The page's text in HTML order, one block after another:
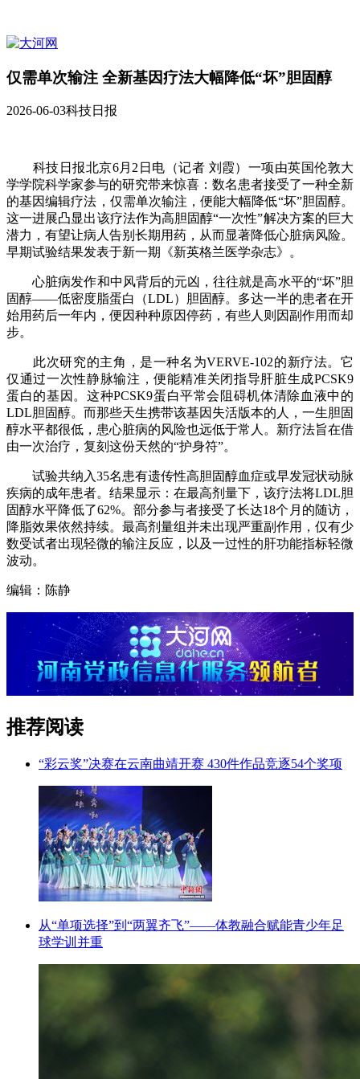
仅需单次输注 全新基因疗法大幅降低“坏”胆固醇
2026-06-03科技日报
科技日报北京6月2日电（记者 刘霞）一项由英国伦敦大
学学院科学家参与的研究带来惊喜：数名患者接受了一种全新
的基因编辑疗法，仅需单次输注，便能大幅降低“坏”胆固醇。
这一进展凸显出该疗法作为高胆固醇“一次性”解决方案的巨大
潜力，有望让病人告别长期用药，从而显著降低心脏病风险。
早期试验结果发表于新一期《新英格兰医学杂志》。
心脏病发作和中风背后的元凶，往往就是高水平的“坏”胆
固醇——低密度脂蛋白（LDL）胆固醇。多达一半的患者在开
始用药后一年内，便因种种原因停药，有些人则因副作用而却
步。
此次研究的主角，是一种名为VERVE-102的新疗法。它
仅通过一次性静脉输注，便能精准关闭指导肝脏生成PCSK9
蛋白的基因。这种PCSK9蛋白平常会阻碍机体清除血液中的
LDL胆固醇。而那些天生携带该基因失活版本的人，一生胆固
醇水平都很低，患心脏病的风险也远低于常人。新疗法旨在借
由一次治疗，复刻这份天然的“护身符”。
试验共纳入35名患有遗传性高胆固醇血症或早发冠状动脉
疾病的成年患者。结果显示：在最高剂量下，该疗法将LDL胆
固醇水平降低了62%。部分参与者接受了长达18个月的随访，
降脂效果依然持续。最高剂量组并未出现严重副作用，仅有少
数受试者出现轻微的输注反应，以及一过性的肝功能指标轻微
波动。
编辑：陈静
推荐阅读
“彩云奖”决赛在云南曲靖开赛 430件作品竞逐54个奖项
从“单项选择”到“两翼齐飞”——体教融合赋能青少年足
球学训并重